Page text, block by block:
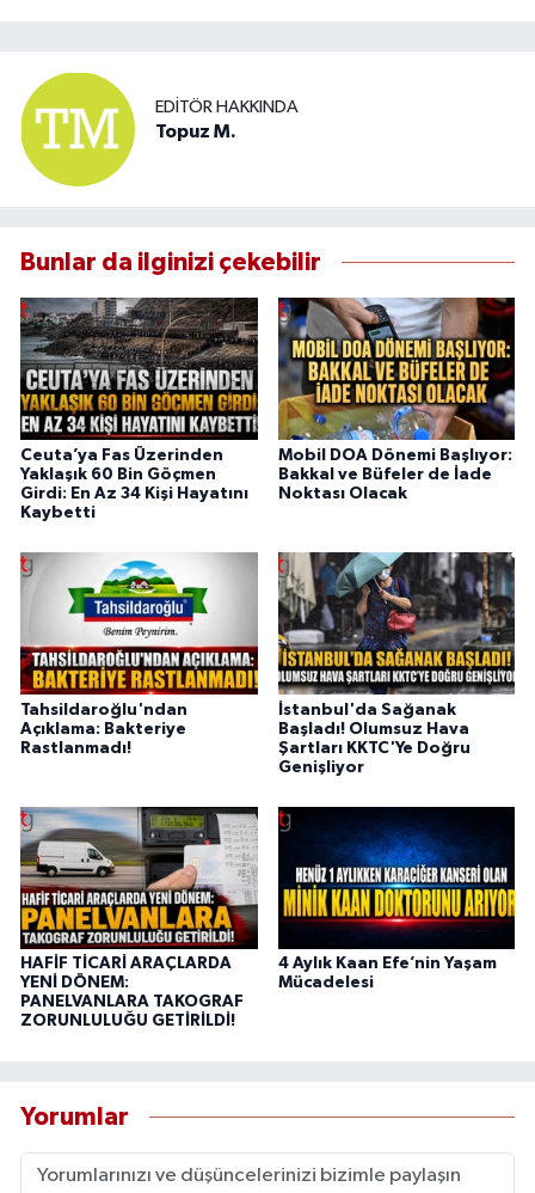
EDITÖR HAKKINDA
Topuz M.
Bunlar da ilginizi çekebilir
Ceuta’ya Fas Üzerinden
Yaklaşık 60 Bin Göçmen
Girdi: En Az 34 Kişi Hayatını
Kaybetti
Mobil DOA Dönemi Başlıyor:
Bakkal ve Büfeler de İade
Noktası Olacak
Tahsildaroğlu'ndan
Açıklama: Bakteriye
Rastlanmadı!
İstanbul'da Sağanak
Başladı! Olumsuz Hava
Şartları KKTC'Ye Doğru
Genişliyor
HAFİF TİCARİ ARAÇLARDA
YENİ DÖNEM:
PANELVANLARA TAKOGRAF
ZORUNLULUĞU GETİRİLDİ!
4 Aylık Kaan Efe’nin Yaşam
Mücadelesi
Yorumlar